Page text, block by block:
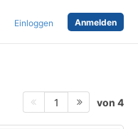
Einloggen Anmelden
1 von 4